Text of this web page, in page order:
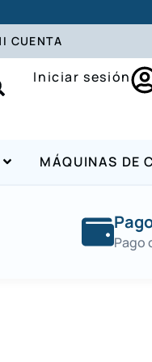
CUENTA
Iniciar sesión
MÁQUINAS DE
Pago